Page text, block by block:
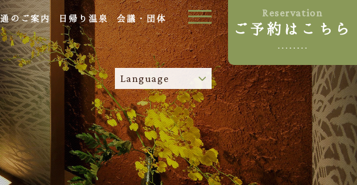
のご案内 日帰り温泉 会議・団体 Reservation
ご予約はこちら
Language
ご宿泊プラン
お部屋からプランを選ぶ
空室カレンダーから選ぶ